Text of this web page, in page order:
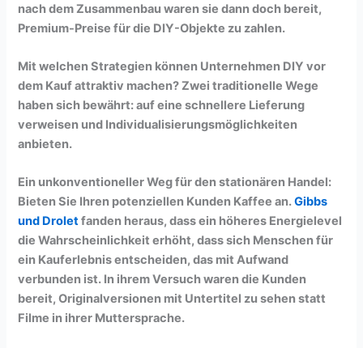
nach dem Zusammenbau waren sie dann doch bereit,
Premium-Preise für die DIY-Objekte zu zahlen.
Mit welchen Strategien können Unternehmen DIY vor
dem Kauf attraktiv machen? Zwei traditionelle Wege
haben sich bewährt: auf eineschnellere Lieferung
verweisen und Individualisierungsmöglichkeiten
anbieten.
Ein unkonventioneller Weg für den stationären Handel:
Bieten Sie Ihren potenziellen Kunden Kaffee an.Gibbs
und Droletfanden heraus, dass ein höheres Energielevel
die Wahrscheinlichkeit erhöht, dass sich Menschen für
ein Kauferlebnis entscheiden, das mit Aufwand
verbunden ist. In ihrem Versuch waren die Kunden
bereit, Originalversionen mit Untertitel zu sehen statt
Filme in ihrer Muttersprache.